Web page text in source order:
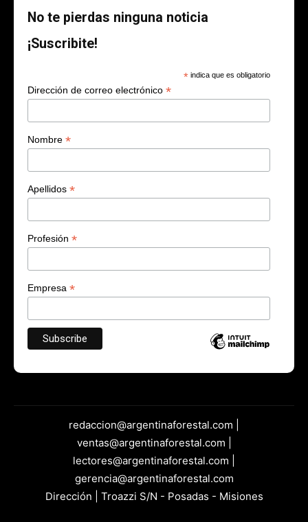
No te pierdas ninguna noticia
¡Suscribite!
* indica que es obligatorio
Dirección de correo electrónico *
Nombre *
Apellidos *
Profesión *
Empresa *
redaccion@argentinaforestal.com |
ventas@argentinaforestal.com |
lectores@argentinaforestal.com |
gerencia@argentinaforestal.com
Dirección | Troazzi S/N - Posadas - Misiones